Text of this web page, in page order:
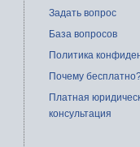
Задать вопрос
База вопросов
Политика
Почему
Платная
консультация